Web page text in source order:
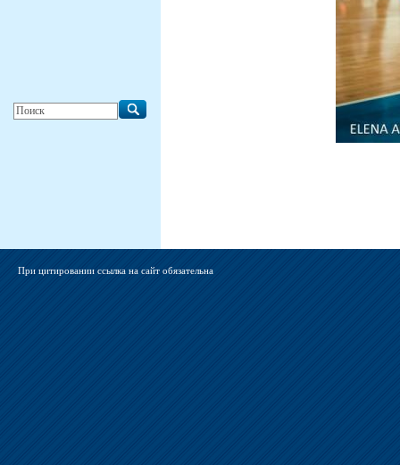
При цитировании ссылка на сайт обязательна